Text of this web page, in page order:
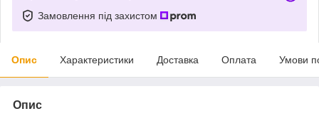
Замовлення під захистом
Опис Характеристики Доставка Оплата Умови
Опис